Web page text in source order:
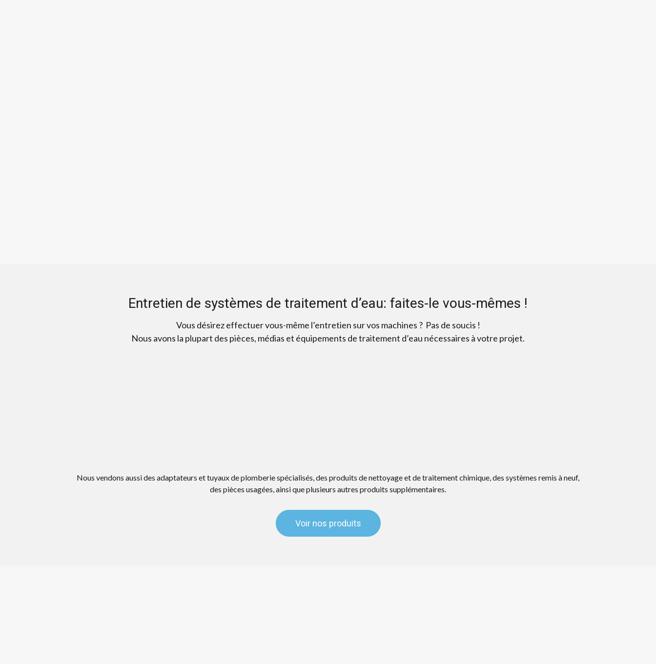
Entretien de systèmes de traitement d’eau: faites-le vous-mêmes !
Vous désirez effectuer vous-même l’entretien sur vos machines ? Pas de soucis !
Nous avons la plupart des pièces, médias et équipements de traitement d’eau nécessaires à votre projet.
Nous vendons aussi des adaptateurs et tuyaux de plomberie spécialisés, des produits de nettoyage et de traitement chimique, des systèmes remis à neuf,
des pièces usagées, ainsi que plusieurs autres produits supplémentaires.
Voir nos produits